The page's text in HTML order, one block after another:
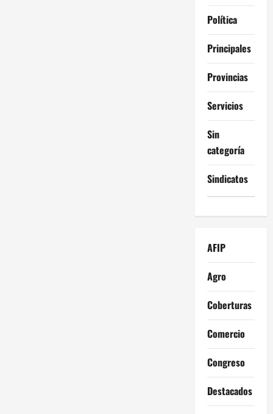
Política
Principales
Provincias
Servicios
Sin
categoría
Sindicatos
AFIP
Agro
Coberturas
Comercio
Congreso
Destacados